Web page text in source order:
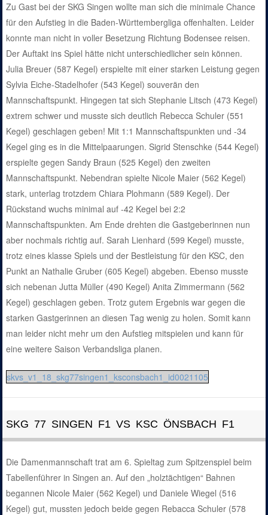
Zu Gast bei der SKG Singen wollte man sich die minimale Chance
für den Aufstieg in die Baden-Württembergliga offenhalten. Leider
konnte man nicht in voller Besetzung Richtung Bodensee reisen.
Der Auftakt ins Spiel hätte nicht unterschiedlicher sein können.
Julia Breuer (587 Kegel) erspielte mit einer starken Leistung gegen
Sylvia Eiche-Stadelhofer (543 Kegel) souverän den
Mannschaftspunkt. Hingegen tat sich Stephanie Litsch (473 Kegel)
extrem schwer und musste sich deutlich Rebecca Schuler (551
Kegel) geschlagen geben! Mit 1:1 Mannschaftspunkten und -34
Kegel ging es in die Mittelpaarungen. Sigrid Stenschke (544 Kegel)
erspielte gegen Sandy Braun (525 Kegel) den zweiten
Mannschaftspunkt. Nebendran spielte Nicole Maier (562 Kegel)
stark, unterlag trotzdem Chiara Plohmann (589 Kegel). Der
Rückstand wuchs minimal auf -42 Kegel bei 2:2
Mannschaftspunkten. Am Ende drehten die Gastgeberinnen nun
aber nochmals richtig auf. Sarah Lienhard (599 Kegel) musste,
trotz eines klasse Spiels und der Bestleistung für den KSC, den
Punkt an Nathalie Gruber (605 Kegel) abgeben. Ebenso musste
sich nebenan Jutta Müller (490 Kegel) Anita Zimmermann (562
Kegel) geschlagen geben. Trotz gutem Ergebnis war gegen die
starken Gastgerinnen an diesen Tag wenig zu holen. Somit kann
man leider nicht mehr um den Aufstieg mitspielen und kann für
eine weitere Saison Verbandsliga planen.
skvs_v1_18_skg77singen1_ksconsbach1_id0021105
SKG 77 SINGEN F1 VS KSC ÖNSBACH F1
Die Damenmannschaft trat am 6. Spieltag zum Spitzenspiel beim
Tabellenführer in Singen an. Auf den „holztächtigen“ Bahnen
begannen Nicole Maier (562 Kegel) und Daniele Wiegel (516
Kegel) gut, mussten jedoch beide gegen Rebacca Schuler (578